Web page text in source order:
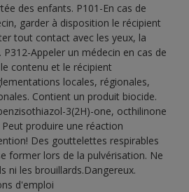
des enfants. P101-En cas de
garder à disposition le récipient
tout contact avec les yeux, la
Appeler un médecin en cas de
contenu et le récipient
locales, régionales,
Contient un produit biocide.
3(2H)-one, octhilinone
produire une réaction
Des gouttelettes respirables
former lors de la pulvérisation. Ne
ni les brouillards.Dangereux.
d'emploi